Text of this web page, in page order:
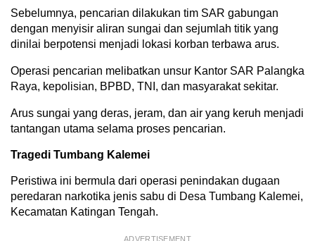
Sebelumnya, pencarian dilakukan tim SAR gabungan
dengan menyisir aliran sungai dan sejumlah titik yang
dinilai berpotensi menjadi lokasi korban terbawa arus.
Operasi pencarian melibatkan unsur Kantor SAR Palangka
Raya, kepolisian, BPBD, TNI, dan masyarakat sekitar.
Arus sungai yang deras, jeram, dan air yang keruh menjadi
tantangan utama selama proses pencarian.
Tragedi Tumbang Kalemei
Peristiwa ini bermula dari operasi penindakan dugaan
peredaran narkotika jenis sabu di Desa Tumbang Kalemei,
Kecamatan Katingan Tengah.
ADVERTISEMENT